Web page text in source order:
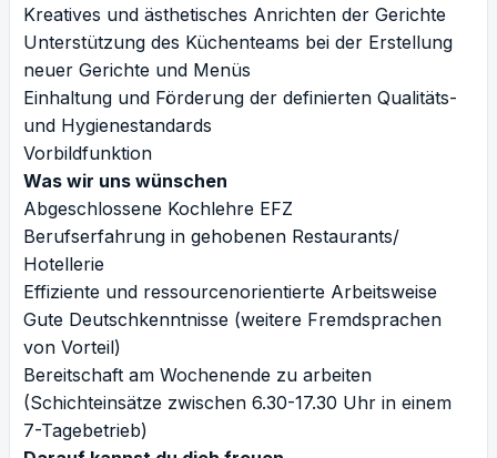
Kreatives und ästhetisches Anrichten der Gerichte
Unterstützung des Küchenteams bei der Erstellung
neuer Gerichte und Menüs
Einhaltung und Förderung der definierten Qualitäts-
und Hygienestandards
Vorbildfunktion
Was wir uns wünschen
Abgeschlossene Kochlehre EFZ
Berufserfahrung in gehobenen Restaurants/
Hotellerie
Effiziente und ressourcenorientierte Arbeitsweise
Gute Deutschkenntnisse (weitere Fremdsprachen
von Vorteil)
Bereitschaft am Wochenende zu arbeiten
(Schichteinsätze zwischen 6.30-17.30 Uhr in einem
7-Tagebetrieb)